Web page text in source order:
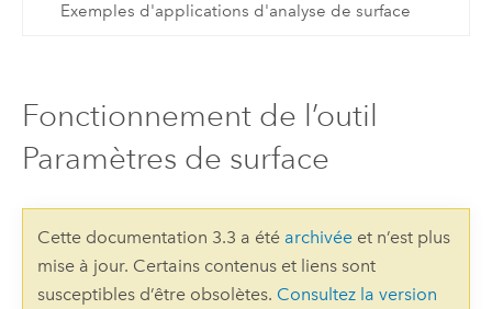
Exemples d'applications d'analyse de surface
Fonctionnement de l’outil
Paramètres de surface
Cette documentation 3.3 a été archivéeet n’est plus
mise à jour. Certains contenus et liens sont
susceptibles d’être obsolètes. Consultez la version